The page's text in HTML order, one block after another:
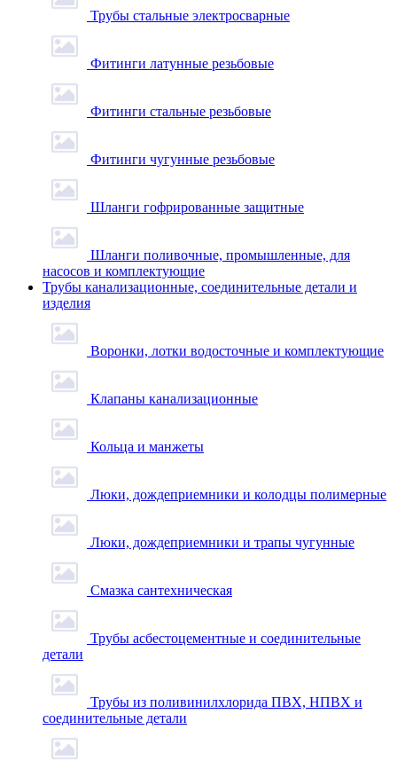
Трубы стальные электросварные
Фитинги латунные резьбовые
Фитинги стальные резьбовые
Фитинги чугунные резьбовые
Шланги гофрированные защитные
Шланги поливочные, промышленные, для
насосов и комплектующие
Трубы канализационные, соединительные детали и
изделия
Воронки, лотки водосточные и комплектующие
Клапаны канализационные
Кольца и манжеты
Люки, дождеприемники и колодцы полимерные
Люки, дождеприемники и трапы чугунные
Смазка сантехническая
Трубы асбестоцементные и соединительные
детали
Трубы из поливинилхлорида ПВХ, НПВХ и
соединительные детали